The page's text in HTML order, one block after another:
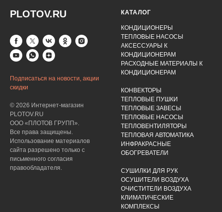
PLOTOV.RU
Подписаться на новости, акции
скидки
© 2026 Интернет-магазин
PLOTOV.RU
ООО «ПЛОТОВ ГРУПП».
Все права защищены.
Использование материалов
сайта разрешено только с
письменного согласия
правообладателя.
КАТАЛОГ
КОНДИЦИОНЕРЫ
ТЕПЛОВЫЕ НАСОСЫ
АКСЕССУАРЫ К
КОНДИЦИОНЕРАМ
РАСХОДНЫЕ МАТЕРИАЛЫ К
КОНДИЦИОНЕРАМ
КОНВЕКТОРЫ
ТЕПЛОВЫЕ ПУШКИ
ТЕПЛОВЫЕ ЗАВЕСЫ
ТЕПЛОВЫЕ НАСОСЫ
ТЕПЛОВЕНТИЛЯТОРЫ
ТЕПЛОВАЯ АВТОМАТИКА
ИНФРАКРАСНЫЕ
ОБОГРЕВАТЕЛИ
СУШИЛКИ ДЛЯ РУК
ОСУШИТЕЛИ ВОЗДУХА
ОЧИСТИТЕЛИ ВОЗДУХА
КЛИМАТИЧЕСКИЕ
КОМПЛЕКСЫ